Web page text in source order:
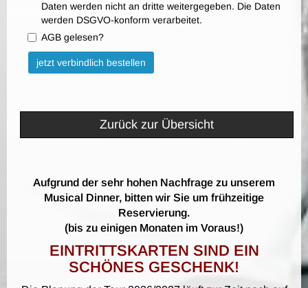
Daten werden nicht an dritte weitergegeben. Die Daten
werden DSGVO-konform verarbeitet.
AGB gelesen?
Bitte nicht ausfüllen.
jetzt verbindlich bestellen
Zurück zur Übersicht
Aufgrund der sehr hohen Nachfrage zu unserem
Musical Dinner, bitten wir Sie um frühzeitige
Reservierung.
(bis zu einigen Monaten im Voraus!)
EINTRITTSKARTEN SIND EIN
SCHÖNES GESCHENK!